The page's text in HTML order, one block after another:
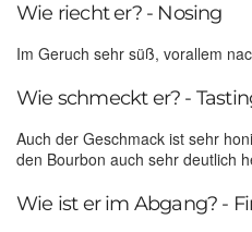
Wie riecht er? - Nosing
Im Geruch sehr süß, vorallem
Wie schmeckt er? -
Auch der Geschmack ist sehr
den Bourbon auch sehr deutlich
Wie ist er im Abgang? -